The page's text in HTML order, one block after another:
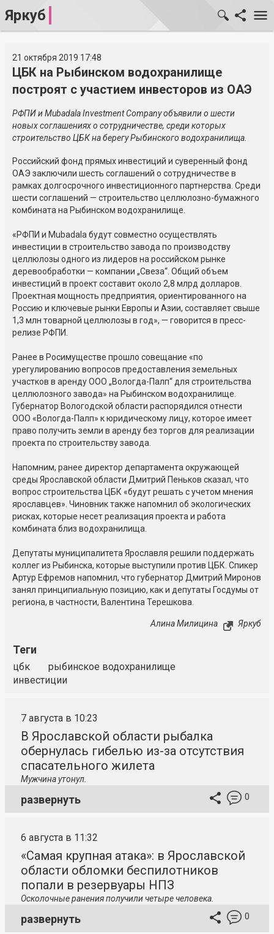
Яркуб
21 октября 2019 17:48
ЦБК на Рыбинском водохранилище
построят с участием инвесторов из ОАЭ
РФПИ и Mubadala Investment Company объявили о шести
новых соглашениях о сотрудничестве, среди которых
строительство ЦБК на берегу Рыбинского водохранилища.
Российский фонд прямых инвестиций и суверенный фонд
ОАЭ заключили шесть соглашений о сотрудничестве в
рамках долгосрочного инвестиционного партнерства. Среди
шести соглашений — строительство целлюлозно-бумажного
комбината на Рыбинском водохранилище.
«РФПИ и Mubadala будут совместно осуществлять
инвестиции в строительство завода по производству
целлюлозы одного из лидеров на российском рынке
деревообработки — компании „Свеза“. Общий объем
инвестиций в проект составит около 2,8 млрд долларов.
Проектная мощность предприятия, ориентированного на
Россию и ключевые рынки Европы и Азии, составляет свыше
1,3 млн товарной целлюлозы в год», — говорится в пресс-
релизе РФПИ.
Ранее в Росимуществе прошло совещание «по
урегулированию вопросов предоставления земельных
участков в аренду ООО „Вологда-Палп“ для строительства
целлюлозного завода» на Рыбинском водохранилище.
Губернатор Вологодской области распорядился отнести
ООО «Вологда-Палп» к юридическому лицу, которое имеет
право получить земли в аренду без торгов для реализации
проекта по строительству завода.
Напомним, ранее директор департамента окружающей
среды Ярославской области Дмитрий Пеньков сказал, что
вопрос строительства ЦБК «будут решать с учетом мнения
ярославцев». Чиновник также напомнил об экологических
рисках, которые несет реализация проекта и работа
комбината близ водохранилища.
Депутаты муниципалитета Ярославля решили поддержать
коллег из Рыбинска, которые выступили против ЦБК. Спикер
Артур Ефремов напомнил, что губернатор Дмитрий Миронов
занял принципиальную позицию, как и депутаты Госдумы от
региона, в частности, Валентина Терешкова.
Алина Милицина Яркуб
Теги
цбк
рыбинское водохранилище
инвестиции
7 августа в 10:23
В Ярославской области рыбалка
обернулась гибелью из-за отсутствия
спасательного жилета
Мужчина утонул.
развернуть 0
6 августа в 11:32
«Самая крупная атака»: в Ярославской
области обломки беспилотников
попали в резервуары НПЗ
Осколочные ранения получили четыре человека.
развернуть 0